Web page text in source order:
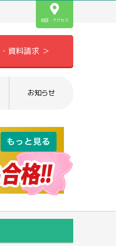
地図・アクセス
資料請求 ＞
お知らせ